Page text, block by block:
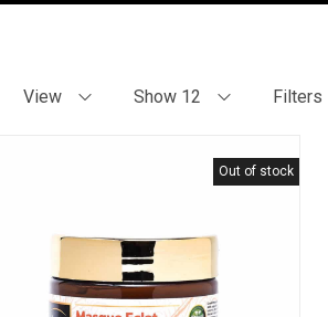
View Show 12 Filters
Out of stock